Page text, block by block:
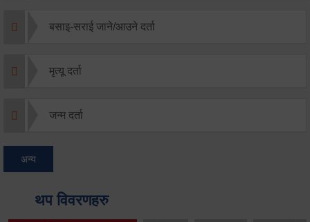
बसाइ-सराई जाने/आउने दर्ता
मृत्यू दर्ता
जन्म दर्ता
अन्य
थप विवरणहरु